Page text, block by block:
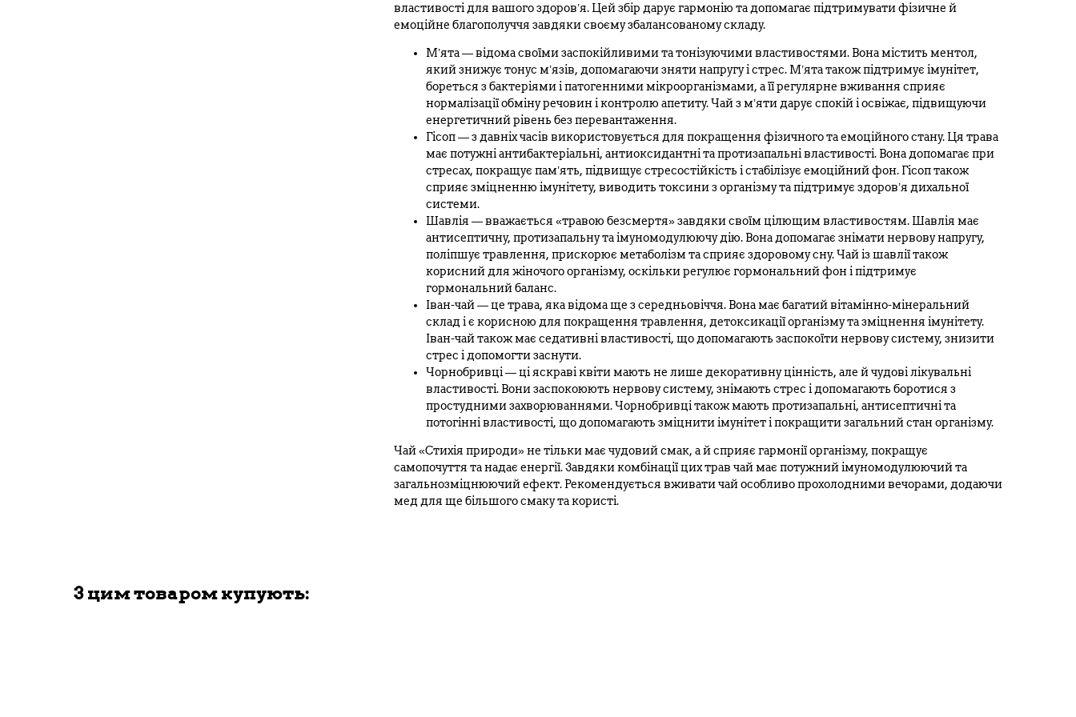
властивості для вашого здоров’я. Цей збір дарує гармонію та допомагає підтримувати фізичне й
емоційне благополуччя завдяки своєму збалансованому складу.
М’ята — відома своїми заспокійливими та тонізуючими властивостями. Вона містить ментол,
який знижує тонус м’язів, допомагаючи зняти напругу і стрес. М’ята також підтримує імунітет,
бореться з бактеріями і патогенними мікроорганізмами, а її регулярне вживання сприяє
нормалізації обміну речовин і контролю апетиту. Чай з м’яти дарує спокій і освіжає, підвищуючи
енергетичний рівень без перевантаження.
Гісоп — з давніх часів використовується для покращення фізичного та емоційного стану. Ця трава
має потужні антибактеріальні, антиоксидантні та протизапальні властивості. Вона допомагає при
стресах, покращує пам’ять, підвищує стресостійкість і стабілізує емоційний фон. Гісоп також
сприяє зміцненню імунітету, виводить токсини з організму та підтримує здоров’я дихальної
системи.
Шавлія — вважається «травою безсмертя» завдяки своїм цілющим властивостям. Шавлія має
антисептичну, протизапальну та імуномодулюючу дію. Вона допомагає знімати нервову напругу,
поліпшує травлення, прискорює метаболізм та сприяє здоровому сну. Чай із шавлії також
корисний для жіночого організму, оскільки регулює гормональний фон і підтримує
гормональний баланс.
Іван-чай — це трава, яка відома ще з середньовіччя. Вона має багатий вітамінно-мінеральний
склад і є корисною для покращення травлення, детоксикації організму та зміцнення імунітету.
Іван-чай також має седативні властивості, що допомагають заспокоїти нервову систему, знизити
стрес і допомогти заснути.
Чорнобривці — ці яскраві квіти мають не лише декоративну цінність, але й чудові лікувальні
властивості. Вони заспокоюють нервову систему, знімають стрес і допомагають боротися з
простудними захворюваннями. Чорнобривці також мають протизапальні, антисептичні та
потогінні властивості, що допомагають зміцнити імунітет і покращити загальний стан організму.
Чай «Стихія природи» не тільки має чудовий смак, а й сприяє гармонії організму, покращує
самопочуття та надає енергії. Завдяки комбінації цих трав чай має потужний імуномодулюючий та
загальнозміцнюючий ефект. Рекомендується вживати чай особливо прохолодними вечорами, додаючи
мед для ще більшого смаку та користі.
З цим товаром купують: